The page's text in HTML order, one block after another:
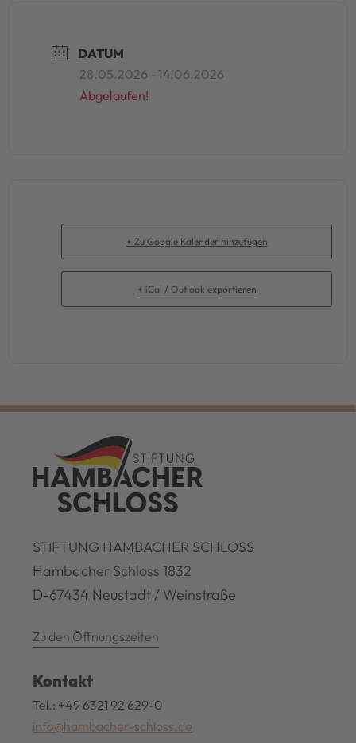
DATUM
28.05.2026 - 14.06.2026
Abgelaufen!
+ Zu Google Kalender hinzufügen
+ iCal / Outlook exportieren
STIFTUNG HAMBACHER SCHLOSS
Hambacher Schloss 1832
D-67434 Neustadt / Weinstraße
Zu den Öffnungszeiten
Kontakt
Tel.: +49 6321 92 629-0
info@hambacher-schloss.de